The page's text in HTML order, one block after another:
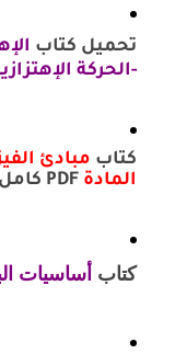
تحميل كتاب
-الحركة
كتاب مبادئ
المادة
كتاب أساسيات